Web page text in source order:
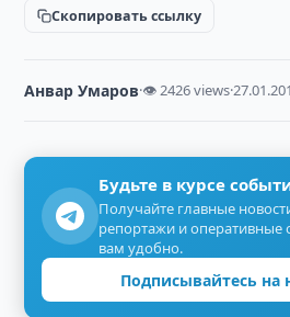
Скопировать ссылку
Анвар Умаров·👁 2426 views·
Будьте в курсе
Получайте главные
репортажи и оперативные
вам удобно.
Подписывайтесь на